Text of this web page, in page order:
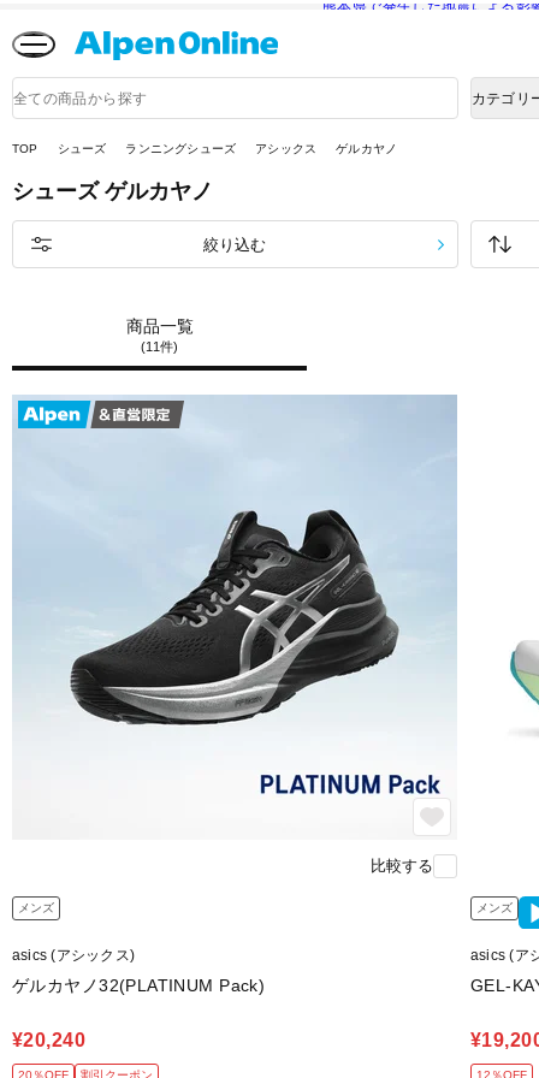
熊本県で発生した地震による影
品
検
カテゴリ
TOP シューズ ランニングシューズ アシックス ゲルカヤノ
シューズ ゲルカヤノ
商品一覧
(11件)
絞り込む
比較する
メンズ
asics (アシックス)
ゲルカヤノ32(PLATINUM Pack)
¥20,240
20％OFF 割引クーポン
メンズ
asics (ア
GEL-
12％OFF